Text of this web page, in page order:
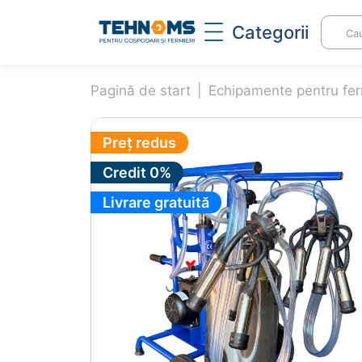
Categorii
GRANULATOARE FURAJE
Granulatoare
Matrice și role
granulatoare
TOCATOARE DE FURAJE ȘI
Tocator pentru furaje
Zdrobitoare electrică
rădăcinoase
Moară de cereale
Amestecător furaje
Pagină de start Echipamente pentru
Preț redus
Credit 0%
Livrare gratuită